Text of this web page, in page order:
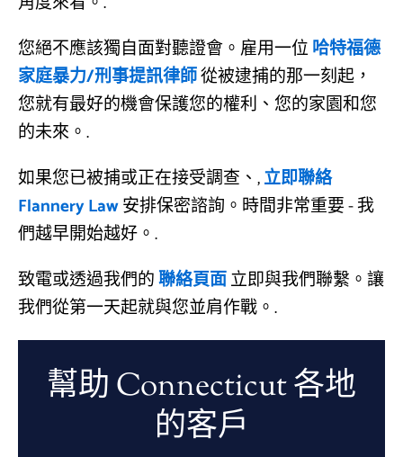
您絕不應該獨自面對聽證會。雇用一位哈特福德
家庭暴力/刑事提訊律師從被逮捕的那一刻起，
您就有最好的機會保護您的權利、您的家園和您
的未來。.
如果您已被捕或正在接受調查、,立即聯絡
Flannery Law安排保密諮詢。時間非常重要 - 我
們越早開始越好。.
致電或透過我們的聯絡頁面立即與我們聯繫。讓
我們從第一天起就與您並肩作戰。.
幫助 Connecticut 各地
的客戶